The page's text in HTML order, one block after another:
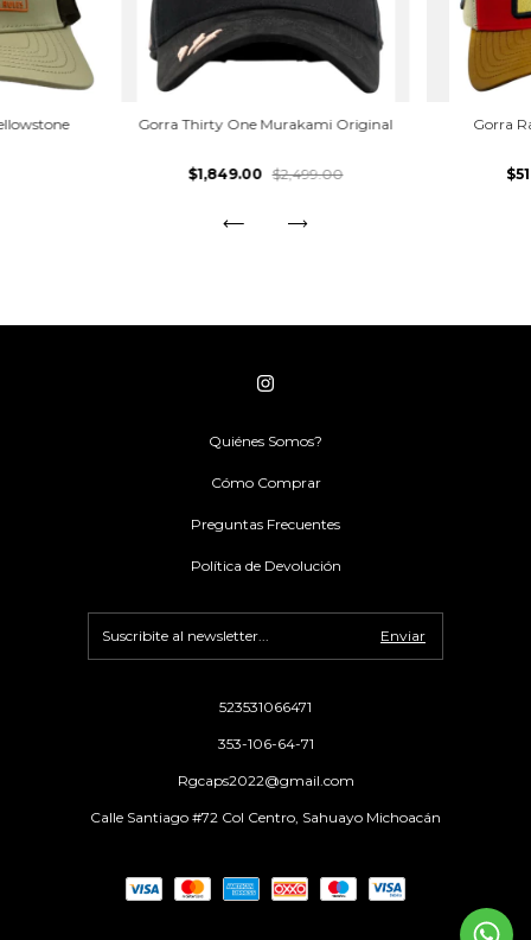
Gorra Thirty One Murakami Original
$1,849.00 $2,499.00
Gorra
Quiénes Somos?
Cómo Comprar
Preguntas Frecuentes
Política de Devolución
523531066471
353-106-64-71
Rgcaps2022@gmail.com
Calle Santiago #72 Col Centro, Sahuayo Michoacán